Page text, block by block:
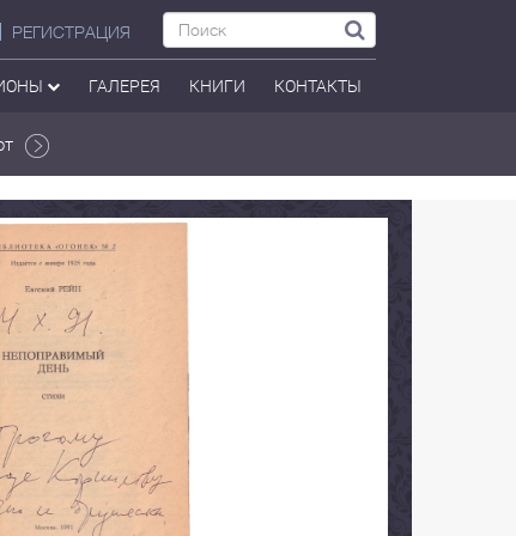
РЕГИСТРАЦИЯ
ГАЛЕРЕЯ КНИГИ КОНТАКТЫ